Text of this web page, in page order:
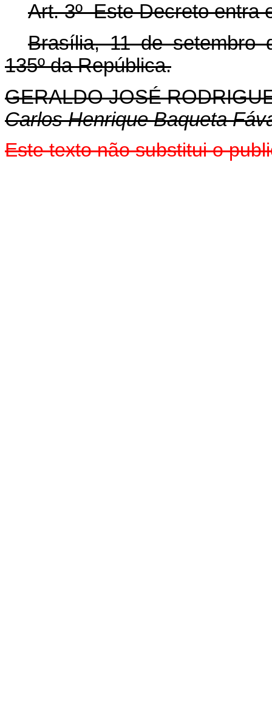
Art. 3º Este Decreto entra
Brasília, 11 de setembro
135º da República.
GERALDOJOSÉ
Carlos Henrique Baqueta
Este texto não substitui o